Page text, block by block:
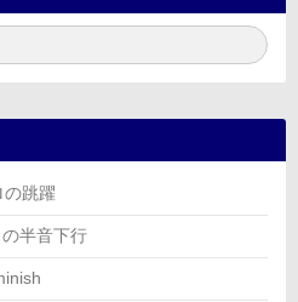
の跳躍
半音下行